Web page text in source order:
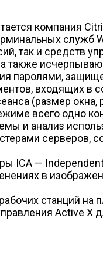
компания
так и средств
также
паролями,
входящих в
(размер окна,
всего одно
и анализ
серверов,
ICA —
в
станций на
Active X